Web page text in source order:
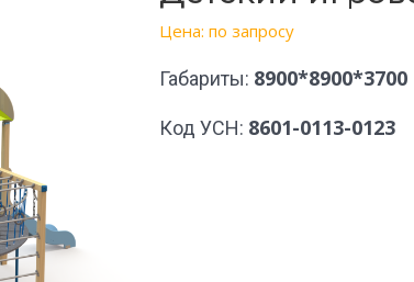
Цена: по запросу
Габариты: 8900*8900*3700
Код УСН: 8601-0113-0123